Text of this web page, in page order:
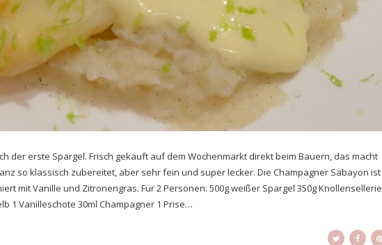
der erste Spargel. Frisch gekauft auf dem Wochenmarkt direkt beim Bauern, das macht
so klassisch zubereitet, aber sehr fein und super lecker. Die Champagner Sabayon ist
mit Vanille und Zitronengras. Für 2 Personen: 500g weißer Spargel 350g Knollensellerie
1 Vanilleschote 30ml Champagner 1 Prise…